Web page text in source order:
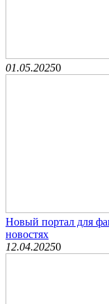
01.05.20250
Новый портал для
новостях
12.04.20250